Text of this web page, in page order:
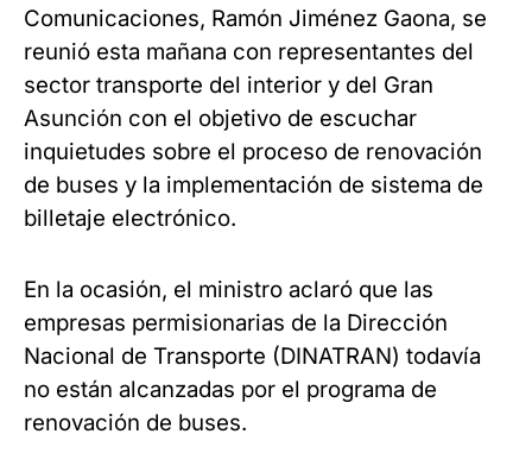
Comunicaciones, Ramón Jiménez Gaona, se
reunió esta mañana con representantes del
sector transporte del interior y del Gran
Asunción con el objetivo de escuchar
inquietudes sobre el proceso de renovación
de buses y la implementación de sistema de
billetaje electrónico.
En la ocasión, el ministro aclaró que las
empresas permisionarias de la Dirección
Nacional de Transporte (DINATRAN) todavía
no están alcanzadas por el programa de
renovación de buses.